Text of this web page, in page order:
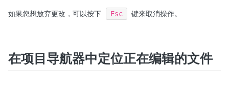
如果您想放弃更改，可以按下 Esc 键来取消操作。
在项目导航器中定位正在编辑的文件